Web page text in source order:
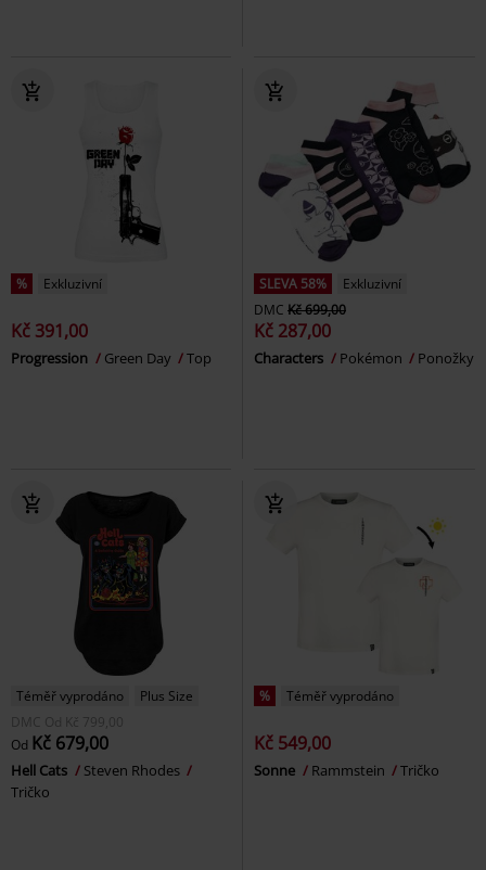
% Exkluzivní
Kč 391,00
Progression Green Day Top
SLEVA 58%
Exkluzivní
DMC Kč 699,00
Kč 287,00
Characters Pokémon Ponožky
Téměř vyprodáno
Plus Size
DMC Od Kč 799,00
Od Kč 679,00
Hell Cats
Steven Rhodes
Tričko
% Téměř vyprodáno
Kč 549,00
Sonne Rammstein Tričko